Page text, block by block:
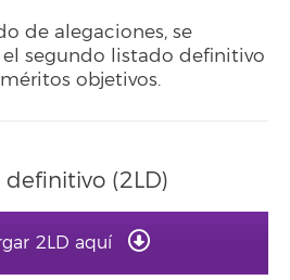
de alegaciones, se
segundo listado definitivo
objetivos.
(2LD)
2LD aquí